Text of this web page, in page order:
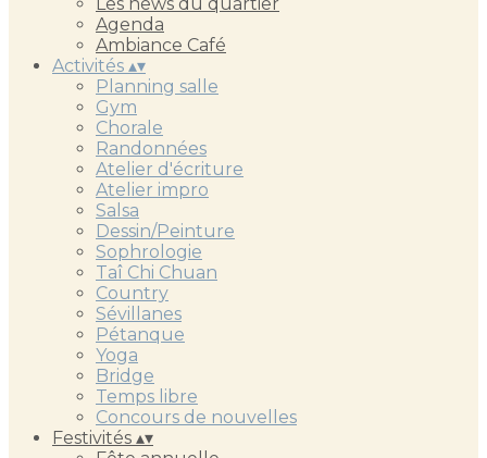
Agenda
Ambiance Café
Activités ▴▾
Planning salle
Gym
Chorale
Randonnées
Atelier d'écriture
Atelier impro
Salsa
Dessin/Peinture
Sophrologie
Taî Chi Chuan
Country
Sévillanes
Pétanque
Yoga
Bridge
Temps libre
Concours de nouvelles
Festivités ▴▾